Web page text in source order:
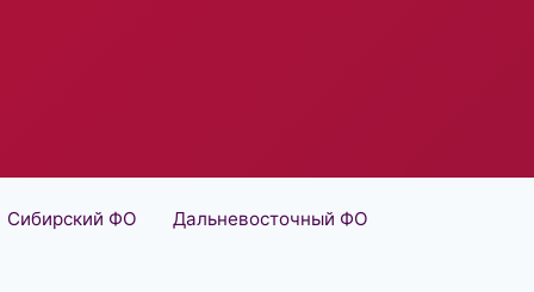
Сибирский ФО Дальневосточный ФО